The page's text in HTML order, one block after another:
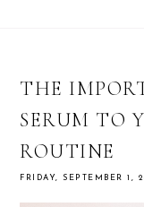
THE
SERUM TO
ROUTINE
FRIDAY, SEPTEMBER 1,